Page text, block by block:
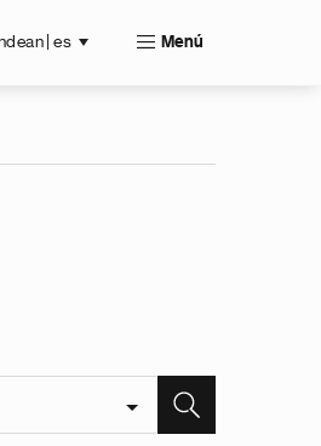
| es Menú